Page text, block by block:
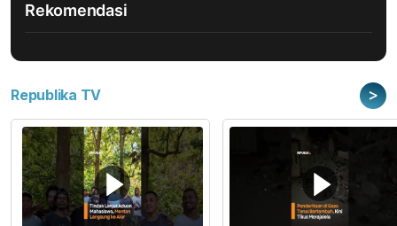
Rekomendasi
Republika TV >